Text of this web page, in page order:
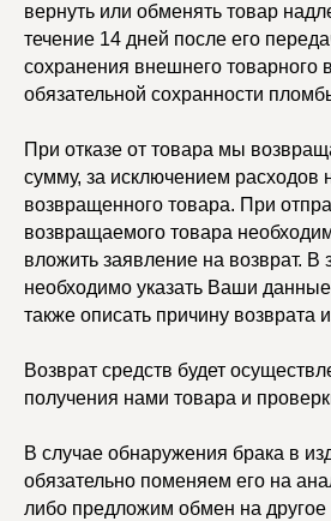
вернуть или обменять товар
течение 14 дней после его
сохранения внешнего товарного
обязательной сохранности
При отказе от товара мы
сумму, за исключением расходов
возвращенного товара. При
возвращаемого товара
вложить заявление на возврат. В
необходимо указать Ваши
также описать причину возврата
Возврат средств будет
получения нами товара и
В случае обнаружения брака в
обязательно поменяем его на
либо предложим обмен на другое
УЧАСТВУЙТЕ В НАШЕЙ
СИСТЕМЕ ЛОЯЛЬНОСТИ
КАТАЛОГ
Бодичейны
УСЛУГИ
Стилист на связи
Договор оферты
ПОКУПАТЕЛЯМ
Браслеты
Каффы
Ремни
Серьги
Чокеры
Изделия на заказ
Упаковка
Сертификаты
Магазины
Регистрация